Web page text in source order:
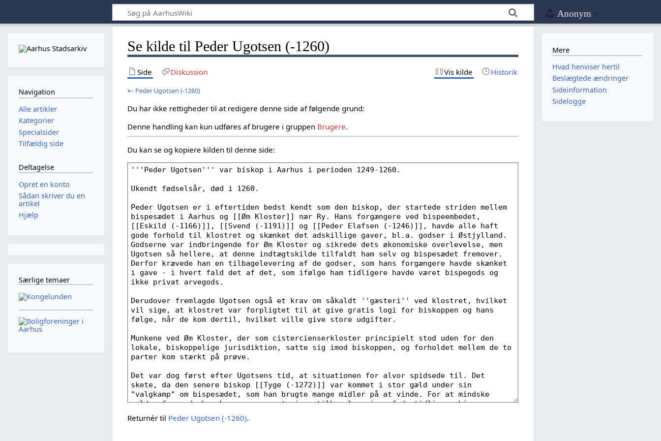
Anonym
Se kilde til Peder Ugotsen (-1260)
Side Diskussion Vis kilde Historik
← Peder Ugotsen (-1260)
Du har ikke rettigheder til at redigere denne side af følgende grund:
Denne handling kan kun udføres af brugere i gruppen Brugere.
Du kan se og kopiere kilden til denne side:
Returnér til Peder Ugotsen (-1260).
Navigation
Alle artikler
Kategorier
Specialsider
Tilfældig side
Deltagelse
Opret en konto
Sådan skriver du en
artikel
Hjælp
Særlige temaer
Mere
Hvad henviser hertil
Beslægtede ændringer
Sideinformation
Sidelogge